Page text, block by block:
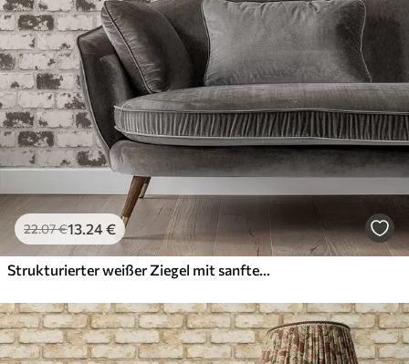
22.07€13.24€
Strukturierter weißer Ziegel mit sanfter grauer Verwitterung